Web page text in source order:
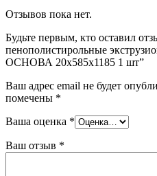
Отзывов пока нет.
Будьте первым, кто оставил
пенополистирольные
ОСНОВА 20х585х1185 1 шт”
Ваш адрес email не будет
помечены *
Ваша оценка *
Ваш отзыв *